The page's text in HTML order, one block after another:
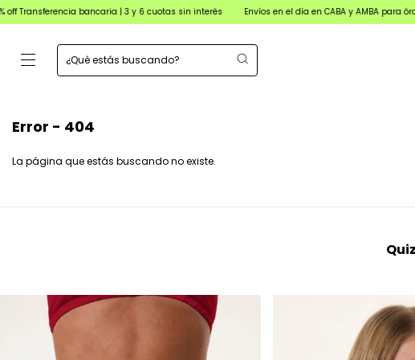
bancaria | 3 y 6 cuotas sin interés Envíos en el día en CABA y AMBA para órdenes
Error - 404
La página que estás buscando no existe.